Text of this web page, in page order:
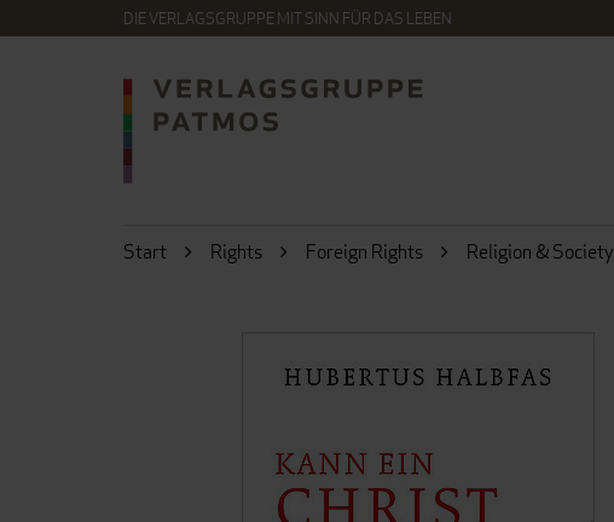
DIE VERLAGSGRUPPE MIT SINN FÜR DAS LEBEN
Start Rights Foreign Rights Religion & Society